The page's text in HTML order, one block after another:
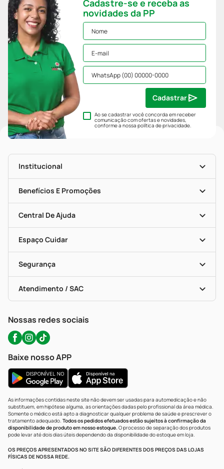
Cadastre-se e receba as
novidades da PP
Ao se cadastrar você concorda em receber
comunicação com ofertas e novidades,
conforme a nossapolítica de privacidade.
Cadastrar
Institucional
História
Nossas Lojas
Mapa De Categorias
Blog Da PP
Seja Uma Loja Parceira
Benefícios E Promoções
Clube PP
Convênios
Programa Popular Do Brasil
Encarte De Ofertas
Dermaclub
Descontos De Laboratório (PBM)
Cupons E Ofertas
Central De Ajuda
Entrega
Recompra Programada
Compras Com Receita
Alomed (tele-Entrega)
Formas De Pagamento
Troca E Devolução
Bulas De A A Z
Políticas De Marketplace
Espaço Cuidar
Vacinas
Serviços Farmacêuticos
Testes Rápidos
Autoteste Covid-19
Segurança
Certificado De Segurança
Portal Da Privacidade
Atendimento / SAC
WhatsApp (47) 9202-1687
Nossas redes sociais
Baixe nosso APP
As informações contidas neste site não devem ser usadas para automedicação e não
substituem, em hipótese alguma, as orientações dadas pelo profissional da área médica.
Somente o médico está apto a diagnosticar qualquer problema de saúde e prescrever o
tratamento adequado. Todos os pedidos efetuados estão sujeitos à confirmação da
disponibilidade de produto em nosso estoque.O processo de separação dos produtos
pode levar até dois dias úteis dependendo da disponibilidade do estoque em loja.
OS PREÇOS APRESENTADOS NO SITE SÃO DIFERENTES DOS PREÇOS DAS LOJAS
FÍSICAS DE NOSSA REDE.